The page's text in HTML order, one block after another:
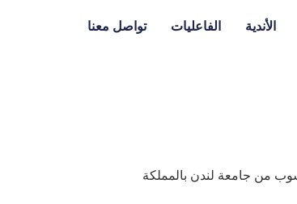
الأندية الفاعليات تواصل معنا
من جامعة لندن بالمملكة